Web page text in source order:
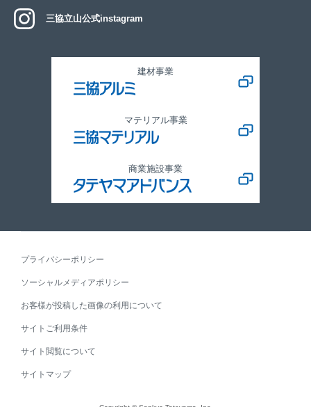
三協立山公式instagram
建材事業
マテリアル事業
商業施設事業
プライバシーポリシー
ソーシャルメディアポリシー
お客様が投稿した画像の利用について
サイトご利用条件
サイト閲覧について
サイトマップ